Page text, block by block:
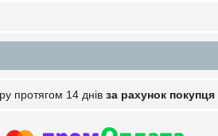
протягом 14 днів за рахунок покупця